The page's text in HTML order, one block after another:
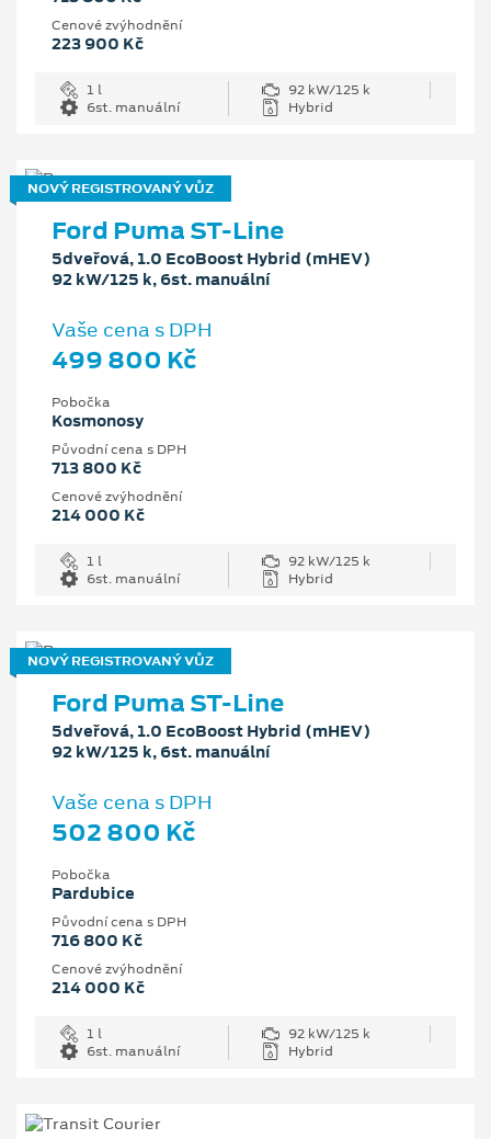
Cenové zvýhodnění
223 900 Kč
1 l
92 kW/125 k
6st. manuální
Hybrid
NOVÝ REGISTROVANÝ VŮZ
Ford Puma ST-Line
5dveřová, 1.0 EcoBoost Hybrid (mHEV)
92 kW/125 k, 6st. manuální
Vaše cena s DPH
499 800 Kč
Pobočka
Kosmonosy
Původní cena s DPH
713 800 Kč
Cenové zvýhodnění
214 000 Kč
1 l
92 kW/125 k
6st. manuální
Hybrid
NOVÝ REGISTROVANÝ VŮZ
Ford Puma ST-Line
5dveřová, 1.0 EcoBoost Hybrid (mHEV)
92 kW/125 k, 6st. manuální
Vaše cena s DPH
502 800 Kč
Pobočka
Pardubice
Původní cena s DPH
716 800 Kč
Cenové zvýhodnění
214 000 Kč
1 l
92 kW/125 k
6st. manuální
Hybrid